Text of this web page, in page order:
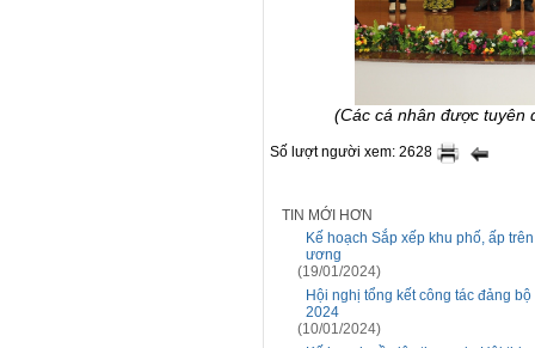
(Các cá nhân được tuyên
Số lượt người xem: 2628
TIN MỚI HƠN
Kế hoạch Sắp xếp khu phố, ấp
ương
(19/01/2024)
Hội nghị tổng kết công tác đảng
2024
(10/01/2024)